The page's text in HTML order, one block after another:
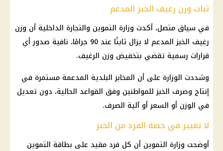
ثبات وزن رغيف الخبز المدعم
في سياق متصل، أكدت وزارة التموين والتجارة الداخلية أن وزن
رغيف الخبز المدعم
لا يزال ثابتًا عند 90 جرامًا، نافية صدور أي
قرارات رسمية تقضي بتخفيض وزن الرغيف.
وشددت الوزارة على أن المخابز البلدية المدعمة مستمرة في
إنتاج وصرف الخبز للمواطنين وفق القواعد الحالية، دون تعديل
في الوزن أو السعر أو آلية الصرف.
لا تغيير في حصة الفرد من الخبز
أوضحت وزارة التموين أن كل فرد مقيد على بطاقة التموين